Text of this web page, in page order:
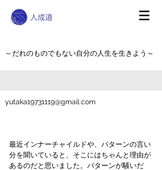
～だれのものでもない自分の人生を生きよう～
yutaka19731119@gmail.com
最近インナーチャイルドや、パターンの言い
分を聞いていると、そこにはちゃんと理由が
あるのだと思いました。パターンが騒いだ